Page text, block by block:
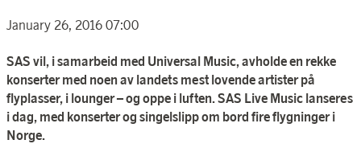
January 26, 2016 07:00
SAS vil, i samarbeid med Universal Music, avholde en rekke
konserter med noen av landets mest lovende artister på
flyplasser, i lounger – og oppe i luften. SAS Live Music lanseres
i dag, med konserter og singelslipp om bord fire flygninger i
Norge.